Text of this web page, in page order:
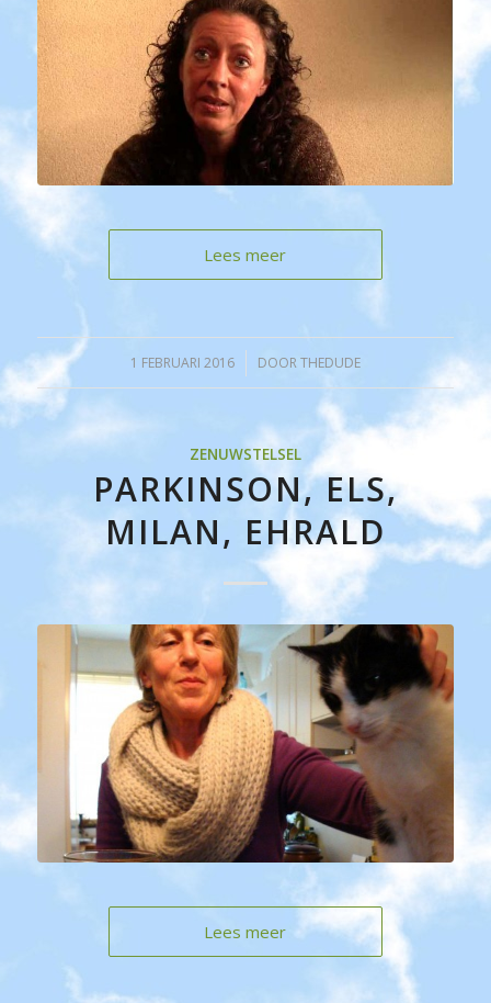
Lees meer
1 FEBRUARI 2016
/ DOORTHEDUDE
ZENUWSTELSEL
PARKINSON, ELS,
MILAN, EHRALD
Lees meer